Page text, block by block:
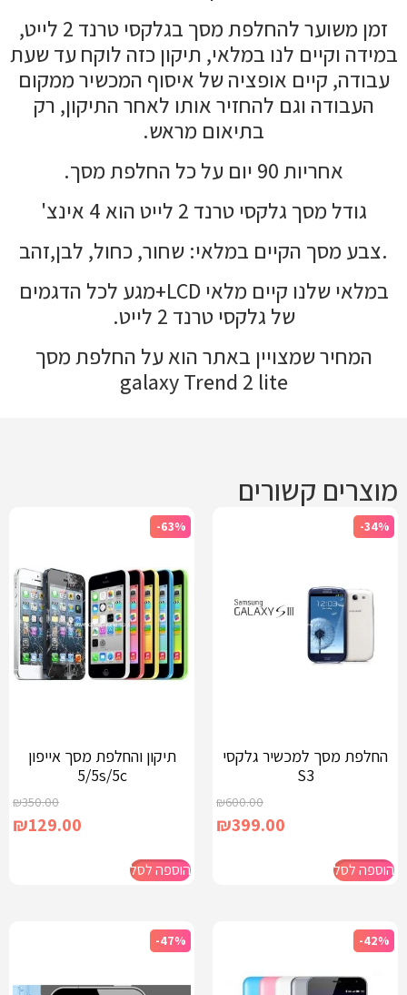
זמן משוער להחלפת מסך בגלקסי טרנד 2 לייט,
במידה וקיים לנו במלאי, תיקון כזה לוקח עד שעת
עבודה, קיים אופציה של איסוף המכשיר ממקום
העבודה וגם להחזיר אותו לאחר התיקון, רק
בתיאום מראש.
אחריות 90 יום על כל החלפת מסך.
גודל מסך גלקסי טרנד 2 לייט הוא 4 אינצ'
.צבע מסך הקיים במלאי: שחור, כחול, לבן,זהב
במלאי שלנו קיים מלאי LCD+מגע לכל הדגמים
של גלקסי טרנד 2 לייט.
המחיר שמצויין באתר הוא על החלפת מסך
galaxy Trend 2 lite
מוצרים קשורים
-34%
החלפת מסך למכשיר גלקסי
S3
₪600.00
₪399.00
הוספה לסל
-63%
תיקון והחלפת מסך אייפון
5/5s/5c
₪350.00
₪129.00
הוספה לסל
-42%
-47%